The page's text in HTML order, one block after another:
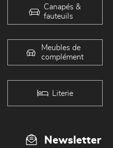
Canapés &
fauteuils
Meubles de
complément
Literie
Newsletter